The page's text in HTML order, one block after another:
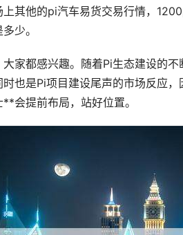
上其他的pi汽车易货交易行情，
少。
家都感兴趣。随着Pi生态建设的
也是Pi项目建设尾声的市场反应，
会提前布局，站好位置。